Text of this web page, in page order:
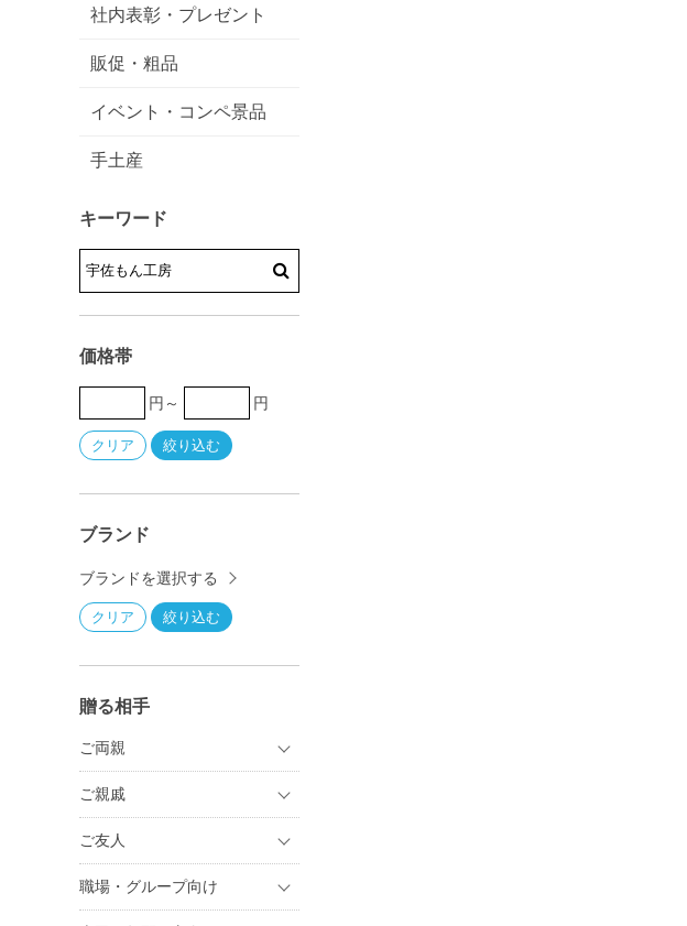
社内表彰・プレゼント
販促・粗品
イベント・コンペ景品
手土産
キーワード
価格帯
円～ 円
ブランド
ブランドを選択する
贈る相手
ご両親
ご親戚
ご友人
職場・グループ向け